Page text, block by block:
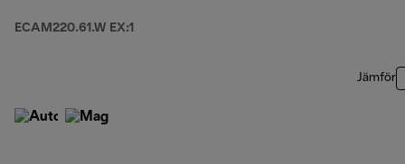
ECAM220.61.W EX:1
Jämför